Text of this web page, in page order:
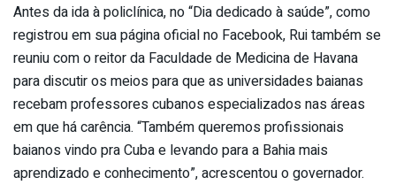
Antes da ida à policlínica, no “Dia dedicado à saúde”, como
registrou em sua página oficial no Facebook, Rui também se
reuniu com o reitor da Faculdade de Medicina de Havana
para discutir os meios para que as universidades baianas
recebam professores cubanos especializados nas áreas
em que há carência. “Também queremos profissionais
baianos vindo pra Cuba e levando para a Bahia mais
aprendizado e conhecimento”, acrescentou o governador.